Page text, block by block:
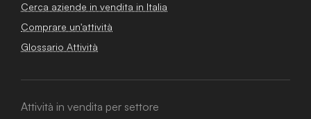
Cerca aziende in vendita in Italia
Comprare un'attività
Glossario Attività
Attività in vendita per settore